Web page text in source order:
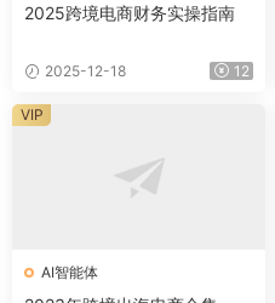
2025跨境电商财务实操指南
2025-12-18 12
AI智能体
VIP